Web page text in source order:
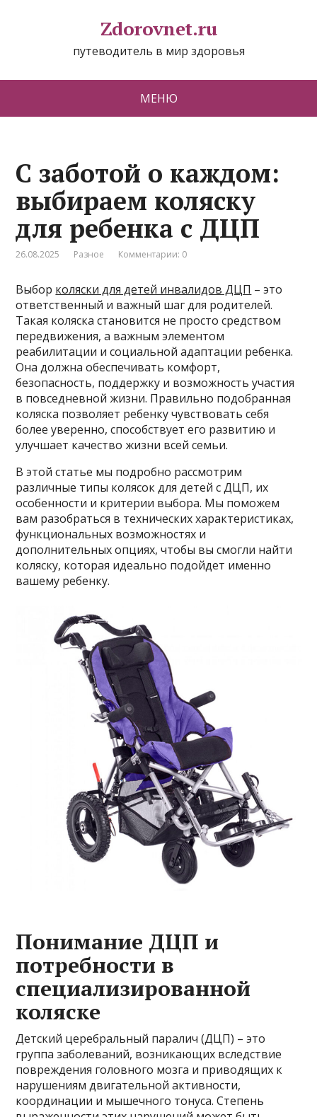
Zdorovnet.ru
путеводитель в мир здоровья
МЕНЮ
С заботой о каждом:
выбираем коляску
для ребенка с ДЦП
26.08.2025 Разное Комментарии: 0
Выбор коляски для детей инвалидов ДЦП – это
ответственный и важный шаг для родителей.
Такая коляска становится не просто средством
передвижения, а важным элементом
реабилитации и социальной адаптации ребенка.
Она должна обеспечивать комфорт,
безопасность, поддержку и возможность участия
в повседневной жизни. Правильно подобранная
коляска позволяет ребенку чувствовать себя
более уверенно, способствует его развитию и
улучшает качество жизни всей семьи.
В этой статье мы подробно рассмотрим
различные типы колясок для детей с ДЦП, их
особенности и критерии выбора. Мы поможем
вам разобраться в технических характеристиках,
функциональных возможностях и
дополнительных опциях, чтобы вы смогли найти
коляску, которая идеально подойдет именно
вашему ребенку.
Понимание ДЦП и
потребности в
специализированной
коляске
Детский церебральный паралич (ДЦП) – это
группа заболеваний, возникающих вследствие
повреждения головного мозга и приводящих к
нарушениям двигательной активности,
координации и мышечного тонуса. Степень